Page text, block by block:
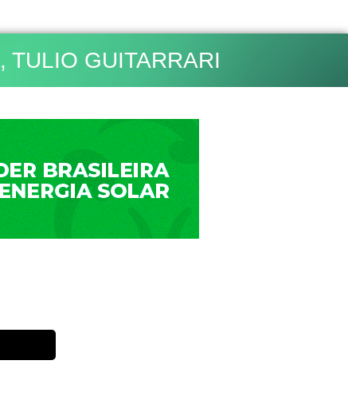
, TULIO GUITARRARI